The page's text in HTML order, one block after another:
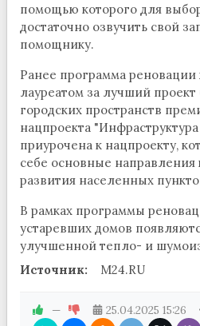
помощью которого для
достаточно озвучить свой
помощнику.
Ранее программа
лауреатом за лучший проект
городских пространств
нацпроекта
приурочена к нацпроекту,
себе основные направления
развития населенных
В рамках программы
устаревших домов
улучшенной тепло- и
Источник:
M24.RU
— 25.04.2025 15:26